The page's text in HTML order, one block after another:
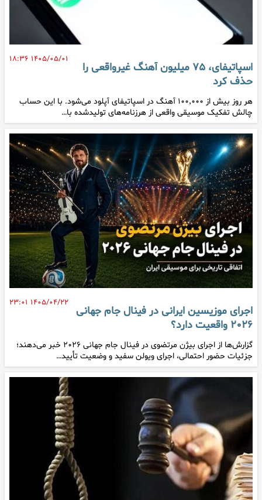
۱۴۰۵/۰۵/۰۱ ۱۸:۳۶
اسپاتیفای، ۷۵ میلیون آهنگ غیرواقعی را
حذف کرد
هر روز بیش از ۱۰۰٬۰۰۰ آهنگ در اسپاتیفای آپلود می‌شود. با این حساب
چالش تفکیک موسیقی واقعی از هرزنامه‌های تولیدشده با…
۱۴۰۵/۰۴/۲۲ ۲۳:۰۱
اجرای موزیسین ایرانی در فینال جام جهانی
۲۰۲۶ واقعیت دارد؟
گزارش‌ها از اجرای بیژن مرتضوی در فینال جام جهانی ۲۰۲۶ خبر می‌دهند؛
جزئیات حضور احتمالی، اجرای ویولن سفید و وضعیت تأیید…